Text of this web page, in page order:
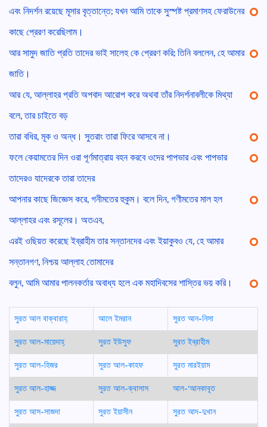
এবং নিদর্শন রয়েছে মূসার বৃত্তান্তে; যখন আমি তাকে সুস্পষ্ট প্রমাণসহ ফেরাউনের
কাছে প্রেরণ করেছিলাম।
আর সামুদ জাতি প্রতি তাদের ভাই সালেহ কে প্রেরণ করি; তিনি বললেন, হে আমার
জাতি।
আর যে, আল্লাহর প্রতি অপবাদ আরোপ করে অথবা তাঁর নিদর্শনাবলীকে মিথ্যা
বলে, তার চাইতে বড়
তারা বধির, মূক ও অন্ধ। সুতরাং তারা ফিরে আসবে না।
ফলে কেয়ামতের দিন ওরা পূর্ণমাত্রায় বহন করবে ওদের পাপভার এবং পাপভার
তাদেরও যাদেরকে তারা তাদের
আপনার কাছে জিজ্ঞেস করে, গনীমতের হুকুম। বলে দিন, গণীমতের মাল হল
আল্লাহর এবং রসূলের। অতএব,
এরই ওছিয়ত করেছে ইব্রাহীম তার সন্তানদের এবং ইয়াকুবও যে, হে আমার
সন্তানগণ, নিশ্চয় আল্লাহ তোমাদের
বলুন, আমি আমার পালনকর্তার অবাধ্য হলে এক মহাদিবসের শাস্তির ভয় করি।
সুরত আল বাক্বারাহ্ আলে ইমরান
সুরত আন-নিসা
সুরত আল-মায়েদাহ্
সুরত ইউসুফ
সুরত ইব্রাহীম
সুরত আল-হিজর
সুরত আল-কাহফ
সুরত মারইয়াম
সুরত আল-হাজ্জ
সুরত আল-ক্বাসাস
আল-‘আনকাবূত
সুরত আস-সাজদা
সুরত ইয়াসীন সুরত আদ-দুখান